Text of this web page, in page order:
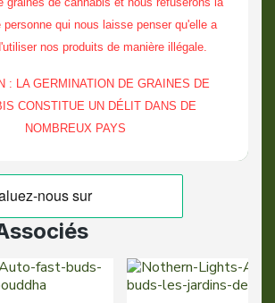
qui nous laisse penser qu'elle a
nos produits de manière illégale.
: LA GERMINATION DE GRAINES DE
CONSTITUE UN DÉLIT DANS DE
NOMBREUX PAYS